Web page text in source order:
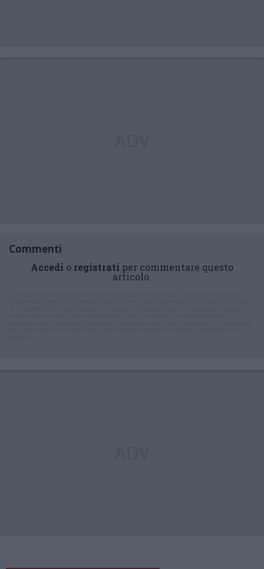
Commenti
Accedi o registrati per commentare questo
articolo.